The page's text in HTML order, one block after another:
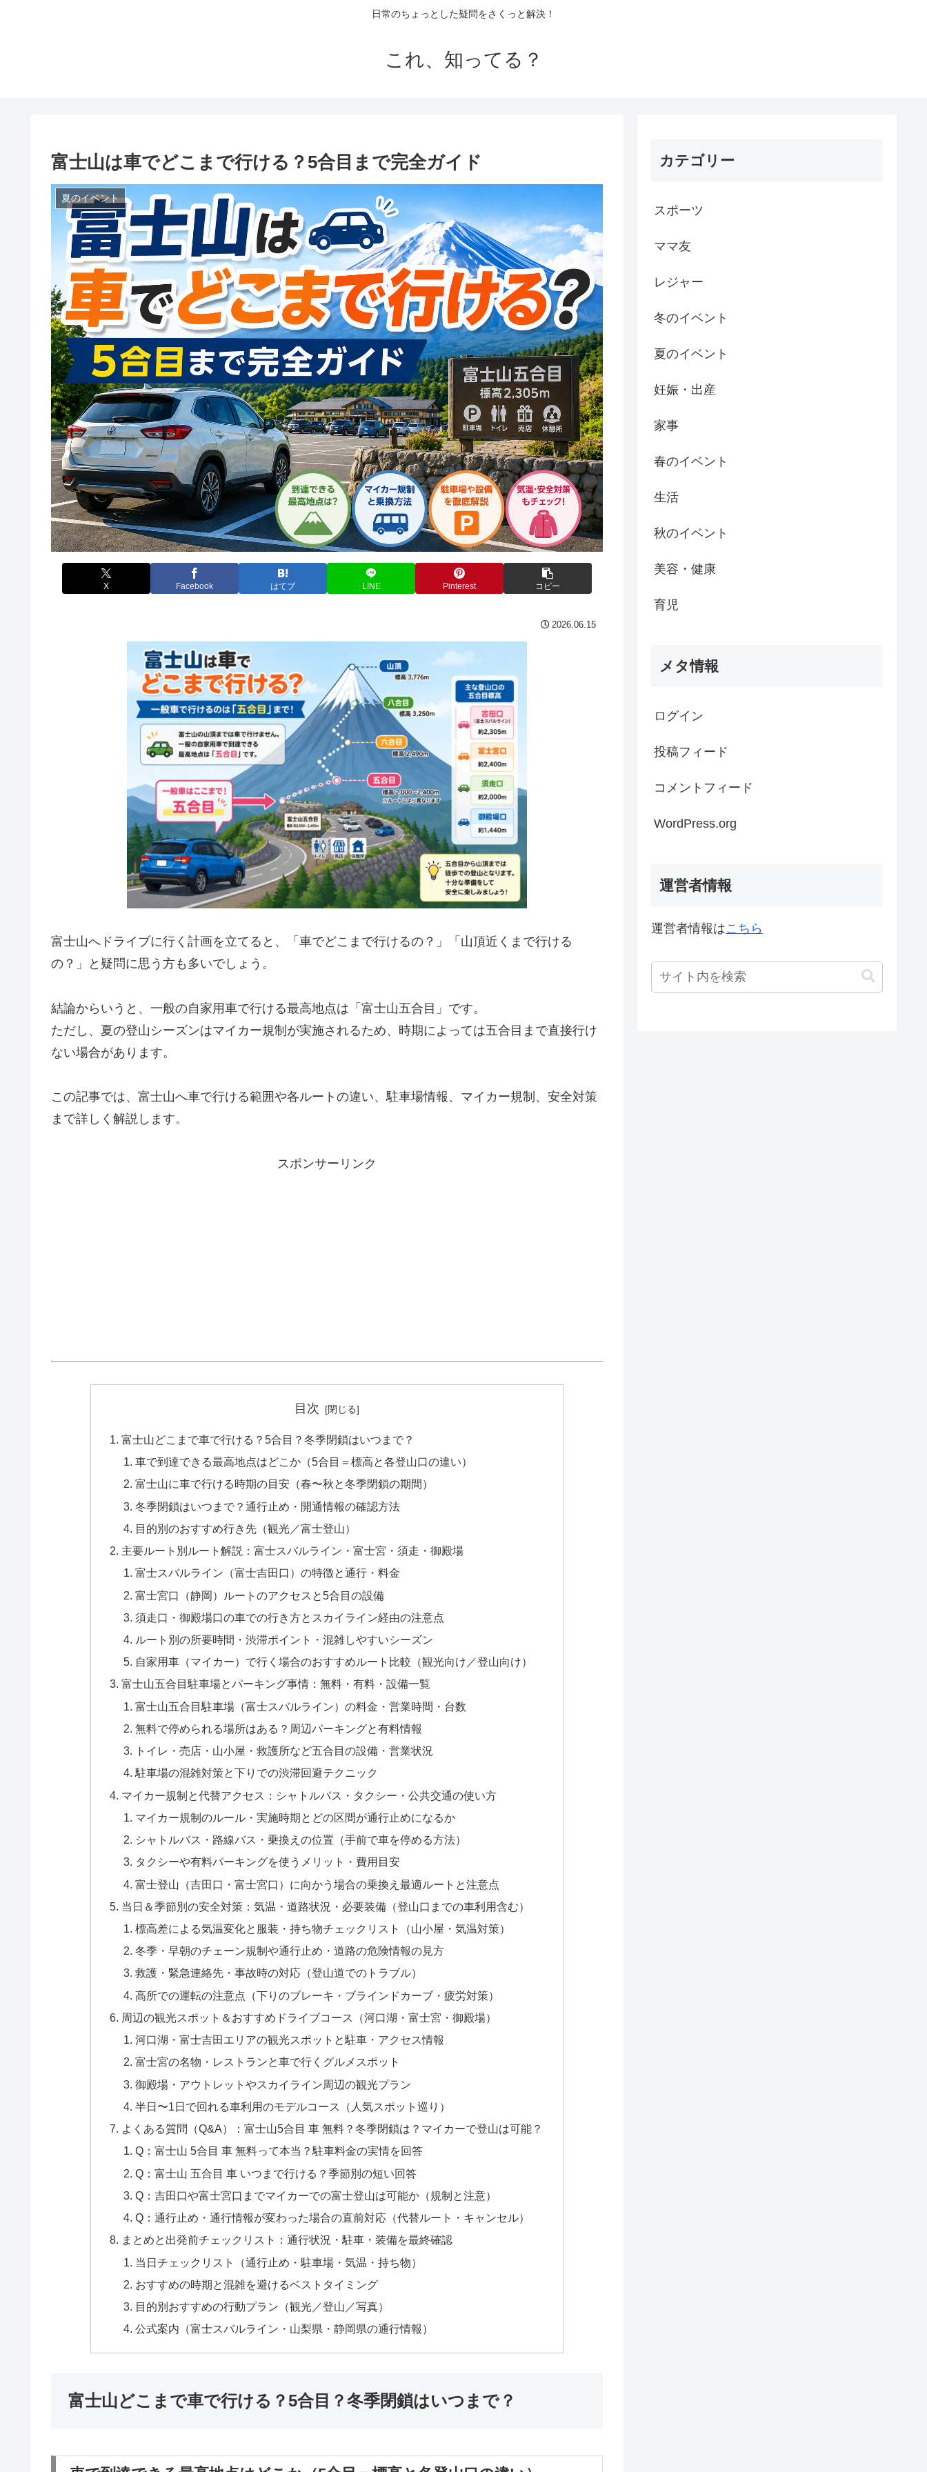
日常のちょっとした疑問をさくっと解決！
これ、知ってる？
富士山は車でどこまで行ける？5合目まで完全ガイド
夏のイベント
X Facebook はてブ LINE Pinterest コピー
2026.06.15
富士山へドライブに行く計画を立てると、「車でどこまで行けるの？」「山頂近くまで行ける
の？」と疑問に思う方も多いでしょう。
結論からいうと、一般の自家用車で行ける最高地点は「富士山五合目」です。
ただし、夏の登山シーズンはマイカー規制が実施されるため、時期によっては五合目まで直接行け
ない場合があります。
この記事では、富士山へ車で行ける範囲や各ルートの違い、駐車場情報、マイカー規制、安全対策
まで詳しく解説します。
スポンサーリンク
目次
富士山どこまで車で行ける？5合目？冬季閉鎖はいつまで？
車で到達できる最高地点はどこか（5合目＝標高と各登山口の違い）
富士山に車で行ける時期の目安（春〜秋と冬季閉鎖の期間）
冬季閉鎖はいつまで？通行止め・開通情報の確認方法
目的別のおすすめ行き先（観光／富士登山）
主要ルート別ルート解説：富士スバルライン・富士宮・須走・御殿場
富士スバルライン（富士吉田口）の特徴と通行・料金
富士宮口（静岡）ルートのアクセスと5合目の設備
須走口・御殿場口の車での行き方とスカイライン経由の注意点
ルート別の所要時間・渋滞ポイント・混雑しやすいシーズン
自家用車（マイカー）で行く場合のおすすめルート比較（観光向け／登山向け）
富士山五合目駐車場とパーキング事情：無料・有料・設備一覧
富士山五合目駐車場（富士スバルライン）の料金・営業時間・台数
無料で停められる場所はある？周辺パーキングと有料情報
トイレ・売店・山小屋・救護所など五合目の設備・営業状況
駐車場の混雑対策と下りでの渋滞回避テクニック
マイカー規制と代替アクセス：シャトルバス・タクシー・公共交通の使い方
マイカー規制のルール・実施時期とどの区間が通行止めになるか
シャトルバス・路線バス・乗換えの位置（手前で車を停める方法）
タクシーや有料パーキングを使うメリット・費用目安
富士登山（吉田口・富士宮口）に向かう場合の乗換え最適ルートと注意点
当日＆季節別の安全対策：気温・道路状況・必要装備（登山口までの車利用含む）
標高差による気温変化と服装・持ち物チェックリスト（山小屋・気温対策）
冬季・早朝のチェーン規制や通行止め・道路の危険情報の見方
救護・緊急連絡先・事故時の対応（登山道でのトラブル）
高所での運転の注意点（下りのブレーキ・ブラインドカーブ・疲労対策）
周辺の観光スポット＆おすすめドライブコース（河口湖・富士宮・御殿場）
河口湖・富士吉田エリアの観光スポットと駐車・アクセス情報
富士宮の名物・レストランと車で行くグルメスポット
御殿場・アウトレットやスカイライン周辺の観光プラン
半日〜1日で回れる車利用のモデルコース（人気スポット巡り）
よくある質問（Q&A）：富士山5合目 車 無料？冬季閉鎖は？マイカーで登山は可能？
Q：富士山 5合目 車 無料って本当？駐車料金の実情を回答
Q：富士山 五合目 車 いつまで行ける？季節別の短い回答
Q：吉田口や富士宮口までマイカーでの富士登山は可能か（規制と注意）
Q：通行止め・通行情報が変わった場合の直前対応（代替ルート・キャンセル）
まとめと出発前チェックリスト：通行状況・駐車・装備を最終確認
当日チェックリスト（通行止め・駐車場・気温・持ち物）
おすすめの時期と混雑を避けるベストタイミング
目的別おすすめの行動プラン（観光／登山／写真）
公式案内（富士スバルライン・山梨県・静岡県の通行情報）
富士山どこまで車で行ける？5合目？冬季閉鎖はいつまで？
カテゴリー
スポーツ
ママ友
レジャー
冬のイベント
夏のイベント
妊娠・出産
家事
春のイベント
生活
秋のイベント
美容・健康
育児
メタ情報
ログイン
投稿フィード
コメントフィード
WordPress.org
運営者情報
運営者情報はこちら